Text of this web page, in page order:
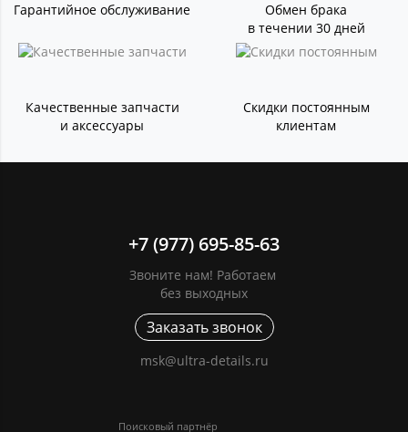
Гарантийное обслуживание
Обмен брака
в течении 30 дней
Качественные запчасти
и аксессуары
Скидки постоянным
клиентам
+7 (977) 695-85-63
Звоните нам! Работаем
без выходных
Заказать звонок
msk@ultra-details.ru
Поисковый партнёр